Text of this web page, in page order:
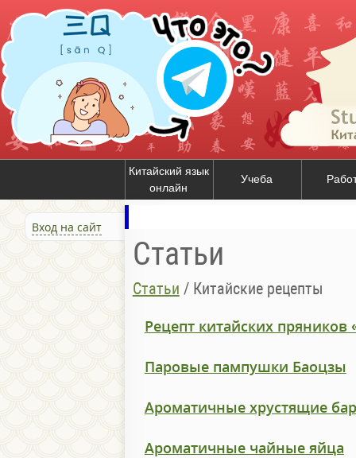
Китайский язык
онлайн
Учеба
Вход на сайт
Статьи
Статьи / Китайские рецепты
Рецепт китайских
Паровые пампушки Баоцзы
Ароматичные хрустящие
Ароматичные чайные яйца